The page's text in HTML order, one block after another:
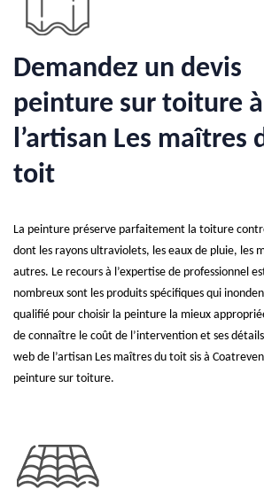
Demandez un devis
peinture sur toiture à
l’artisan Les maîtres
toit
La peinture préserve parfaitement la toiture
dont les rayons ultraviolets, les eaux de pluie, les
autres. Le recours à l’expertise de professionnel
nombreux sont les produits spécifiques qui
qualifié pour choisir la peinture la mieux
de connaître le coût de l’intervention et ses
web de l’artisan Les maîtres du toit sis à
peinture sur toiture.